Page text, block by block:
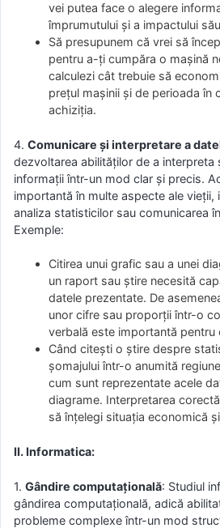
vei putea face o alegere
împrumutului și a impactului
Să presupunem că vrei să
pentru a-ți cumpăra o mașină
calculezi cât trebuie să
prețul mașinii și de perioada în
achiziția.
4. Comunicare și interpretare a
dezvoltarea abilităților de a interpreta
informații într-un mod clar și precis.
importantă în multe aspecte ale vieții,
analiza statisticilor sau comunicarea
Exemple:
Citirea unui grafic sau a unei
un raport sau știre necesită
datele prezentate. De
unor cifre sau proporții într-o
verbală este importantă pentru
Când citești o știre despre
șomajului într-o anumită
cum sunt reprezentate acele
diagrame. Interpretarea
să înțelegi situația economică
II. Informatica:
1. Gândire computațională: Studiul
gândirea computațională, adică
probleme complexe într-un mod